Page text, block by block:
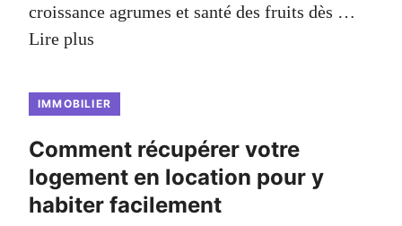
croissance agrumes et santé des fruits dès …
Lire plus
IMMOBILIER
Comment récupérer votre
logement en location pour y
habiter facilement